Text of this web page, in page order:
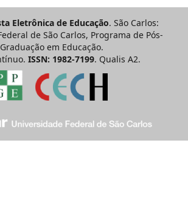
Eletrônica de Educação. São Carlos:
de São Carlos, Programa de Pós-
Graduação em Educação.
ISSN: 1982-7199. Qualis A2.